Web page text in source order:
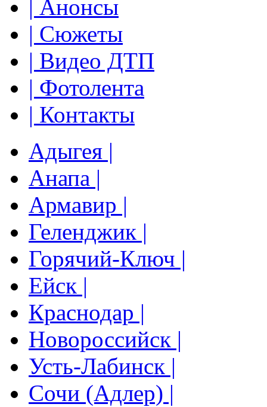
| Анонсы
| Сюжеты
| Видео ДТП
| Фотолента
| Контакты
Адыгея |
Анапа |
Армавир |
Геленджик |
Горячий-Ключ |
Ейск |
Краснодар |
Новороссийск |
Усть-Лабинск |
Сочи (Адлер) |